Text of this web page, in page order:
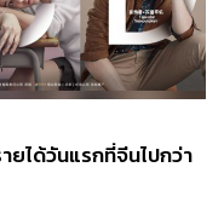
ยได้วันแรกที่จีนไปกว่า